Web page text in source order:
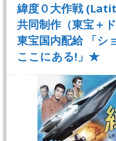
緯度０大作戦
共同制作（東宝＋
東宝国内配給 「シ
ここにある!」★